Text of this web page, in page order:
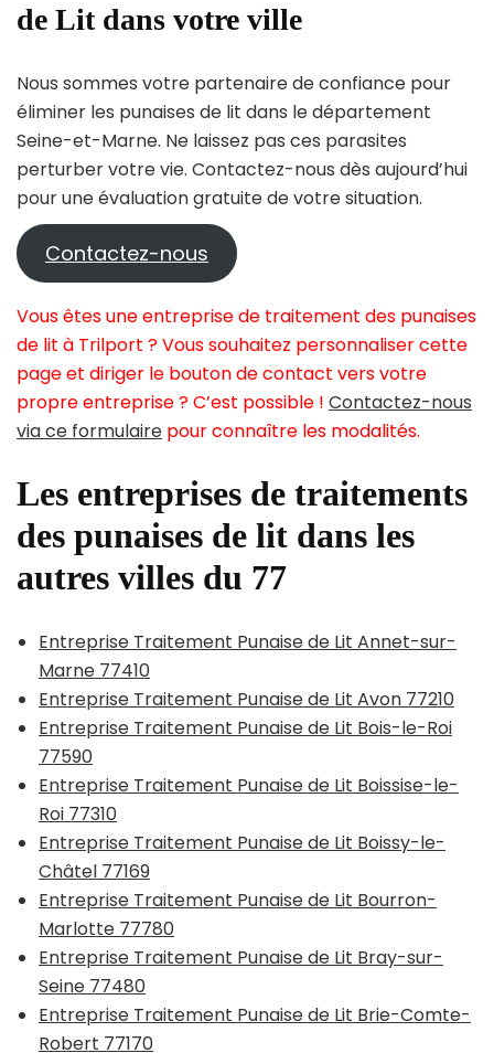
de Lit dans votre ville
Nous sommes votre partenaire de confiance pour
éliminer les punaises de lit dans le département
Seine-et-Marne. Ne laissez pas ces parasites
perturber votre vie. Contactez-nous dès aujourd’hui
pour une évaluation gratuite de votre situation.
Contactez-nous
Vous êtes une entreprise de traitement des punaises
de lit à Trilport ? Vous souhaitez personnaliser cette
page et diriger le bouton de contact vers votre
propre entreprise ? C’est possible ! Contactez-nous
via ce formulaire pour connaître les modalités.
Les entreprises de traitements
des punaises de lit dans les
autres villes du 77
Entreprise Traitement Punaise de Lit Annet-sur-
Marne 77410
Entreprise Traitement Punaise de Lit Avon 77210
Entreprise Traitement Punaise de Lit Bois-le-Roi
77590
Entreprise Traitement Punaise de Lit Boissise-le-
Roi 77310
Entreprise Traitement Punaise de Lit Boissy-le-
Châtel 77169
Entreprise Traitement Punaise de Lit Bourron-
Marlotte 77780
Entreprise Traitement Punaise de Lit Bray-sur-
Seine 77480
Entreprise Traitement Punaise de Lit Brie-Comte-
Robert 77170